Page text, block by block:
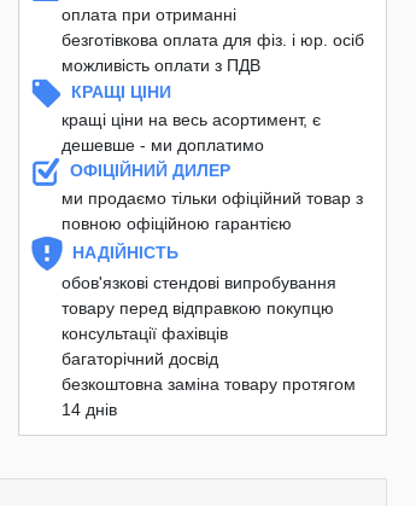
оплата при отриманні
безготівкова оплата для фіз. і юр. осіб
можливість оплати з ПДВ
КРАЩІ ЦІНИ
кращі ціни на весь асортимент, є
дешевше - ми доплатимо
ОФІЦІЙНИЙ ДИЛЕР
ми продаємо тільки офіційний товар з
повною офіційною гарантією
НАДІЙНІСТЬ
обов'язкові стендові випробування
товару перед відправкою покупцю
консультації фахівців
багаторічний досвід
безкоштовна заміна товару протягом
14 днів